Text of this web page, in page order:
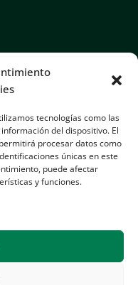
tecnologías como las
del dispositivo. El
procesar datos como
únicas en este
puede afectar
y funciones.
municipios que
de esta página,
y ágil toda la
quienes somos y